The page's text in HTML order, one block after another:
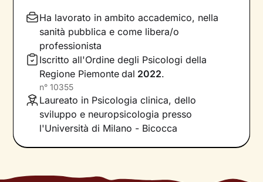
cresciuti.
Per superare momenti difficili e raggiungere un
maggiore benessere bisogna comprendere
quali siano gli elementi che non ci
rappresentano più e quali i bisogni insoddisfatti
su cui lavorare. In base a questo si vanno a
individuare le risorse necessarie per farlo, che
sono già dentro di noi anche se spesso non ne
accoglienza, ascolto e comprensione e avrà
Ha lavorato in ambito accademico, nella
sanità pubblica e come libera/o
professionista
Iscritto all'Ordine degli Psicologi della
Regione Piemonte dal 2022.
n° 10355
Laureato in Psicologia clinica, dello
sviluppo e neuropsicologia presso
l'Università di Milano - Bicocca